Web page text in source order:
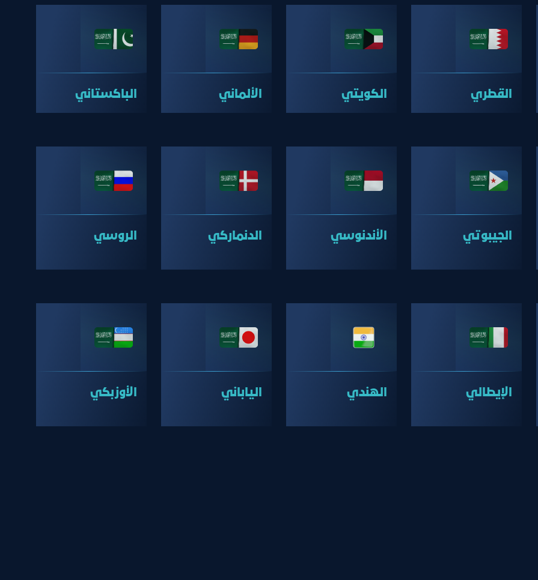
القطري الكويتي الألماني الباكستاني
الجيبوتي الأندنوسي الدنماركي الروسي
الإيطالي الهندي الياباني الأوزبكي